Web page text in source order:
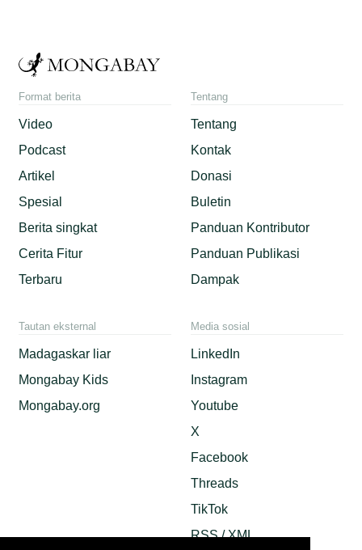
Format berita
Video
Podcast
Artikel
Spesial
Berita singkat
Cerita Fitur
Terbaru
Tentang
Tentang
Kontak
Donasi
Buletin
Panduan Kontributor
Panduan Publikasi
Dampak
Tautan eksternal
Madagaskar liar
Mongabay Kids
Mongabay.org
Media sosial
LinkedIn
Instagram
Youtube
X
Facebook
Threads
TikTok
RSS / XML